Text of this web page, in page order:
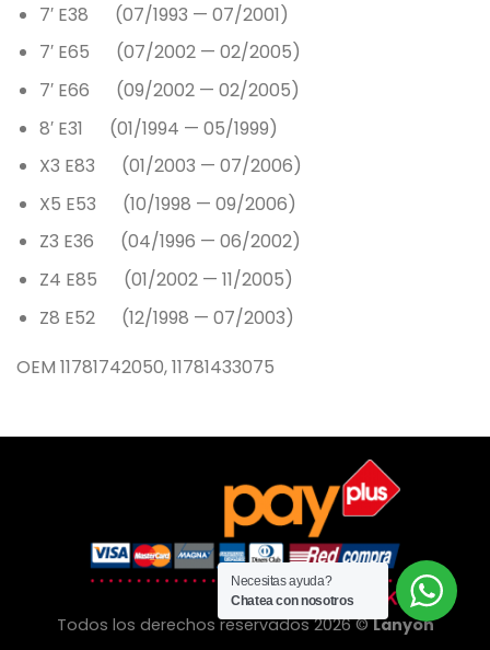
7′ E38 (07/1993 — 07/2001)
7′ E65 (07/2002 — 02/2005)
7′ E66 (09/2002 — 02/2005)
8′ E31 (01/1994 — 05/1999)
X3 E83 (01/2003 — 07/2006)
X5 E53 (10/1998 — 09/2006)
Z3 E36 (04/1996 — 06/2002)
Z4 E85 (01/2002 — 11/2005)
Z8 E52 (12/1998 — 07/2003)
OEM 11781742050, 11781433075
Todos los derechos reservados 2026 ©Lanyon
Necesitas ayuda?
Chatea con nosotros